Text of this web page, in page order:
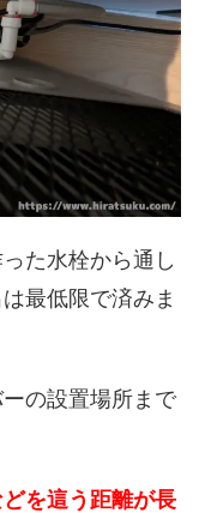
た水栓から通し
最低限で済みま
の設置場所まで
を這う距離が長